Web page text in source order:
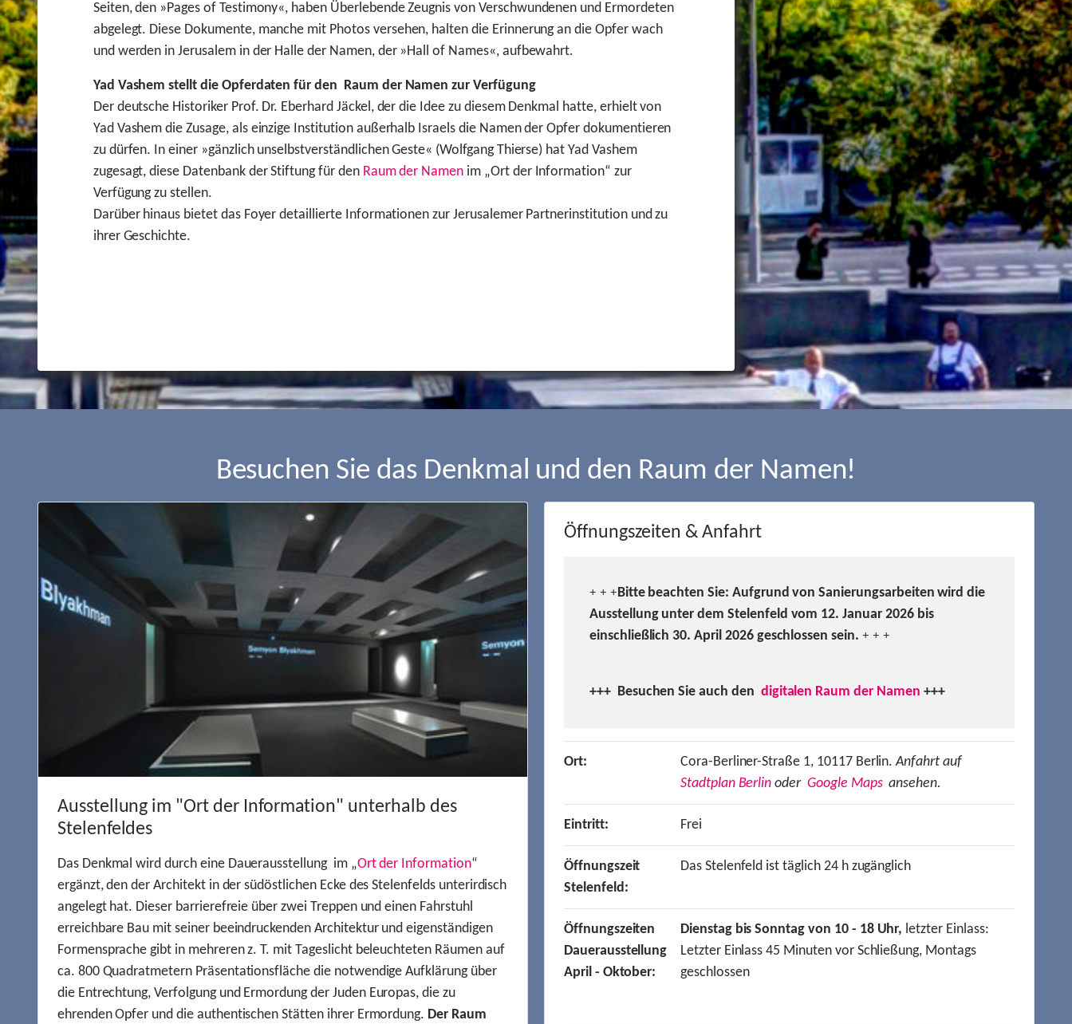
Seiten, den »Pages of Testimony«, haben Überlebende Zeugnis von Verschwundenen und Ermordeten
abgelegt. Diese Dokumente, manche mit Photos versehen, halten die Erinnerung an die Opfer wach
und werden in Jerusalem in der Halle der Namen, der »Hall of Names«, aufbewahrt.
Yad Vashem stellt die Opferdaten für den Raum der Namen zur Verfügung
Der deutsche Historiker Prof. Dr. Eberhard Jäckel, der die Idee zu diesem Denkmal hatte, erhielt von
Yad Vashem die Zusage, als einzige Institution außerhalb Israels die Namen der Opfer dokumentieren
zu dürfen. In einer »gänzlich unselbstverständlichen Geste« (Wolfgang Thierse) hat Yad Vashem
zugesagt, diese Datenbank der Stiftung für den Raum der Namen im „Ort der Information“ zur
Verfügung zu stellen.
Darüber hinaus bietet das Foyer detaillierte Informationen zur Jerusalemer Partnerinstitution und zu
ihrer Geschichte.
Besuchen Sie das Denkmal und den Raum der Namen!
Ausstellung im "Ort der Information" unterhalb des
Stelenfeldes
Das Denkmal wird durch eine Dauerausstellung im „Ort der Information“
ergänzt, den der Architekt in der südöstlichen Ecke des Stelenfelds unterirdisch
angelegt hat. Dieser barrierefreie über zwei Treppen und einen Fahrstuhl
erreichbare Bau mit seiner beeindruckenden Architektur und eigenständigen
Formensprache gibt in mehreren z. T. mit Tageslicht beleuchteten Räumen auf
ca. 800 Quadratmetern Präsentationsfläche die notwendige Aufklärung über
die Entrechtung, Verfolgung und Ermordung der Juden Europas, die zu
ehrenden Opfer und die authentischen Stätten ihrer Ermordung. Der Raum
Öffnungszeiten & Anfahrt
+ + +Bitte beachten Sie: Aufgrund von Sanierungsarbeiten wird die
Ausstellung unter dem Stelenfeld vom 12. Januar 2026 bis
einschließlich 30. April 2026 geschlossen sein. + + +
+++ Besuchen Sie auch den digitalen Raum der Namen +++
Ort: Cora-Berliner-Straße 1, 10117 Berlin.Anfahrt auf
Stadtplan Berlin oder Google Mapsansehen.
Eintritt: Frei
Öffnungszeit
Stelenfeld:
Das Stelenfeld ist täglich 24 h zugänglich
Öffnungszeiten
Dauerausstellung
April - Oktober:
Dienstag bis Sonntag von 10 - 18 Uhr, letzter Einlass:
Letzter Einlass 45 Minuten vor Schließung, Montags
geschlossen